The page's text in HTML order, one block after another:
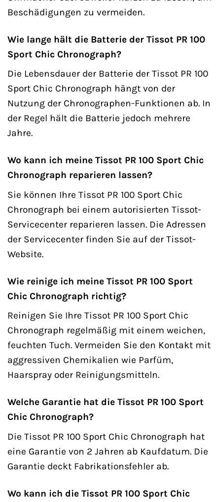
Beschädigungen zu vermeiden.
Wie lange hält die Batterie der Tissot PR 100
Sport Chic Chronograph?
Die Lebensdauer der Batterie der Tissot PR 100
Sport Chic Chronograph hängt von der
Nutzung der Chronographen-Funktionen ab. In
der Regel hält die Batterie jedoch mehrere
Jahre.
Wo kann ich meine Tissot PR 100 Sport Chic
Chronograph reparieren lassen?
Sie können Ihre Tissot PR 100 Sport Chic
Chronograph bei einem autorisierten Tissot-
Servicecenter reparieren lassen. Die Adressen
der Servicecenter finden Sie auf der Tissot-
Website.
Wie reinige ich meine Tissot PR 100 Sport
Chic Chronograph richtig?
Reinigen Sie Ihre Tissot PR 100 Sport Chic
Chronograph regelmäßig mit einem weichen,
feuchten Tuch. Vermeiden Sie den Kontakt mit
aggressiven Chemikalien wie Parfüm,
Haarspray oder Reinigungsmitteln.
Welche Garantie hat die Tissot PR 100 Sport
Chic Chronograph?
Die Tissot PR 100 Sport Chic Chronograph hat
eine Garantie von 2 Jahren ab Kaufdatum. Die
Garantie deckt Fabrikationsfehler ab.
Wo kann ich die Tissot PR 100 Sport Chic